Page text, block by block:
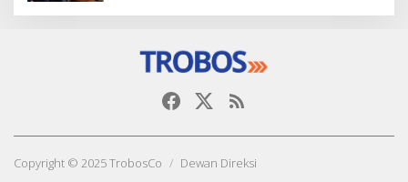
Copyright © 2025 TrobosCo Dewan Direksi